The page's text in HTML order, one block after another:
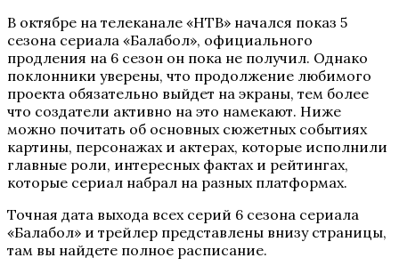
В октябре на телеканале «НТВ» начался показ 5
сезона сериала «Балабол», официального
продления на 6 сезон он пока не получил. Однако
поклонники уверены, что продолжение любимого
проекта обязательно выйдет на экраны, тем более
что создатели активно на это намекают. Ниже
можно почитать об основных сюжетных событиях
картины, персонажах и актерах, которые исполнили
главные роли, интересных фактах и рейтингах,
которые сериал набрал на разных платформах.
Точная дата выхода всех серий 6 сезона сериала
«Балабол» и трейлер представлены внизу страницы,
там вы найдете полное расписание.